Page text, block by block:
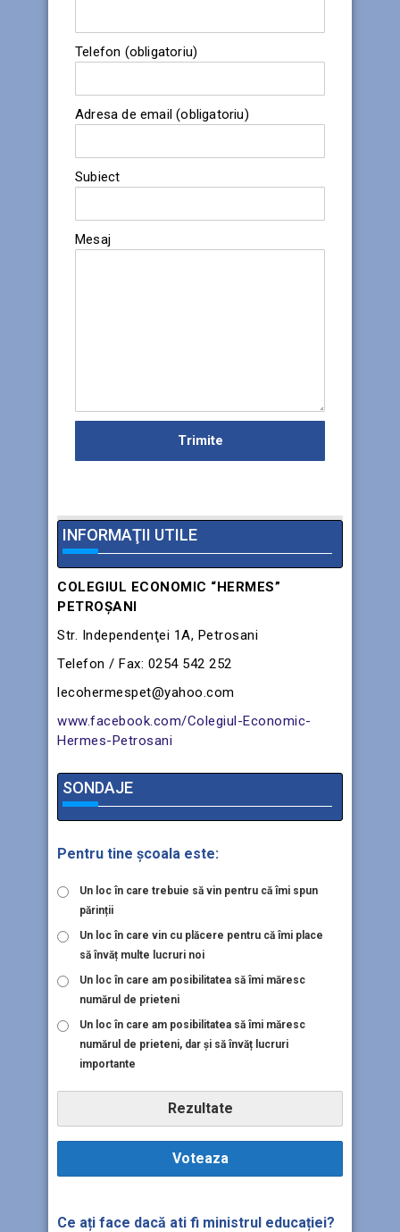
Telefon (obligatoriu)
Adresa de email (obligatoriu)
Subiect
Mesaj
INFORMAŢII UTILE
COLEGIUL ECONOMIC “HERMES”
PETROŞANI
Str. Independenţei 1A, Petrosani
Telefon / Fax: 0254 542 252
lecohermespet@yahoo.com
www.facebook.com/Colegiul-Economic-
Hermes-Petrosani
SONDAJE
Pentru tine școala este:
Un loc în care trebuie să vin pentru că îmi spun
părinții
Un loc în care vin cu plăcere pentru că îmi place
să învăț multe lucruri noi
Un loc în care am posibilitatea să îmi măresc
numărul de prieteni
Un loc în care am posibilitatea să îmi măresc
numărul de prieteni, dar și să învăț lucruri
importante
Rezultate
Voteaza
Ce ați face dacă ati fi ministrul educației?